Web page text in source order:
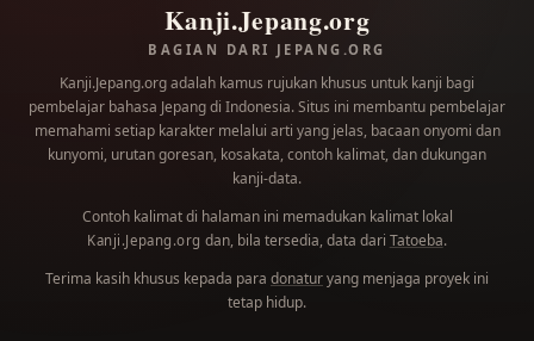
Kanji.Jepang.org
BAGIAN DARI JEPANG.ORG
Kanji.Jepang.org adalah kamus rujukan khusus untuk kanji bagi
pembelajar bahasa Jepang di Indonesia. Situs ini membantu pembelajar
memahami setiap karakter melalui arti yang jelas, bacaan onyomi dan
kunyomi, urutan goresan, kosakata, contoh kalimat, dan dukungan
kanji-data.
Contoh kalimat di halaman ini memadukan kalimat lokal
Kanji.Jepang.org dan, bila tersedia, data dari Tatoeba.
Terima kasih khusus kepada para donaturyang menjaga proyek ini
tetap hidup.